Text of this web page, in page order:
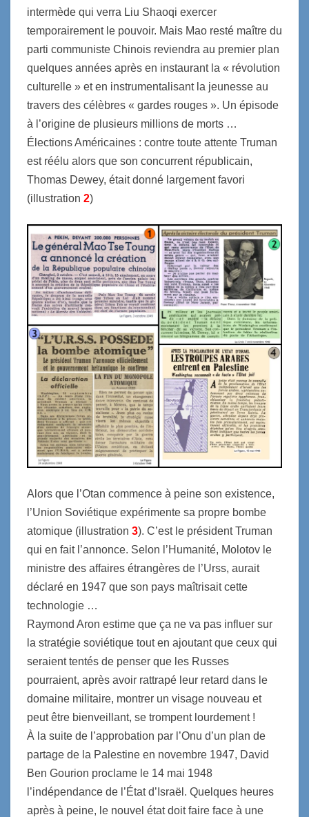
intermède qui verra Liu Shaoqi exercer
temporairement le pouvoir. Mais Mao resté maître du
parti communiste Chinois reviendra au premier plan
quelques années après en instaurant la « révolution
culturelle » et en instrumentalisant la jeunesse au
travers des célèbres « gardes rouges ». Un épisode
à l’origine de plusieurs millions de morts …
Élections Américaines : contre toute attente Truman
est réélu alors que son concurrent républicain,
Thomas Dewey, était donné largement favori
(illustration 2)
Alors que l’Otan commence à peine son existence,
l’Union Soviétique expérimente sa propre bombe
atomique (illustration 3). C’est le président Truman
qui en fait l’annonce. Selon l’Humanité, Molotov le
ministre des affaires étrangères de l’Urss, aurait
déclaré en 1947 que son pays maîtrisait cette
technologie …
Raymond Aron estime que ça ne va pas influer sur
la stratégie soviétique tout en ajoutant que ceux qui
seraient tentés de penser que les Russes
pourraient, après avoir rattrapé leur retard dans le
domaine militaire, montrer un visage nouveau et
peut être bienveillant, se trompent lourdement !
À la suite de l’approbation par l’Onu d’un plan de
partage de la Palestine en novembre 1947, David
Ben Gourion proclame le 14 mai 1948
l’indépendance de l’État d’Israël. Quelques heures
après à peine, le nouvel état doit faire face à une